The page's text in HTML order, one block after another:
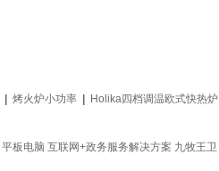
烤火炉小功率
Holika四档调温欧式快热炉
平板电脑 互联网+政务服务解决方案 九牧王卫